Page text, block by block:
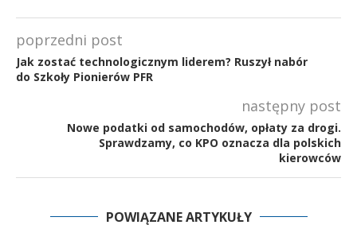
poprzedni post
Jak zostać technologicznym liderem? Ruszył nabór
do Szkoły Pionierów PFR
następny post
Nowe podatki od samochodów, opłaty za drogi.
Sprawdzamy, co KPO oznacza dla polskich
kierowców
POWIĄZANE ARTYKUŁY